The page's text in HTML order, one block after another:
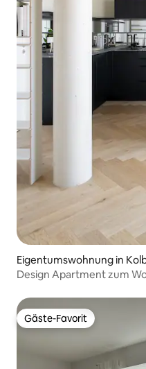
Eigentumswohnung in
Design Apartment zum
Gäste-Favorit
Gäste-Favorit